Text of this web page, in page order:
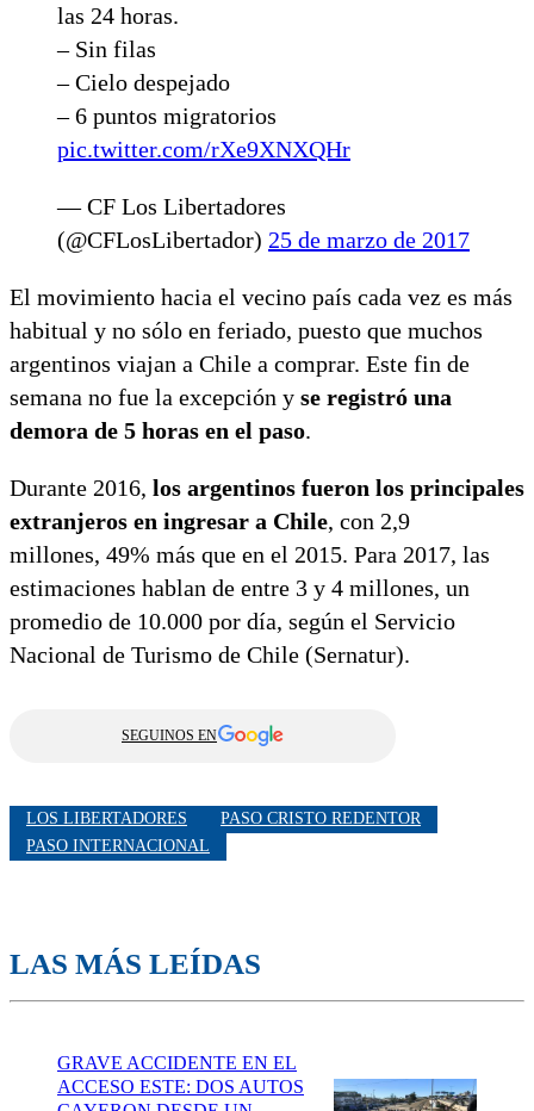
las 24 horas.
– Sin filas
– Cielo despejado
– 6 puntos migratorios
pic.twitter.com/rXe9XNXQHr
— CF Los Libertadores
(@CFLosLibertador) 25 de marzo de 2017
El movimiento hacia el vecino país cada vez es más
habitual y no sólo en feriado, puesto que muchos
argentinos viajan a Chile a comprar. Este fin de
semana no fue la excepción y se registró una
demora de 5 horas en el paso.
Durante 2016, los argentinos fueron los principales
extranjeros en ingresar a Chile, con 2,9
millones, 49% más que en el 2015. Para 2017, las
estimaciones hablan de entre 3 y 4 millones, un
promedio de 10.000 por día, según el Servicio
Nacional de Turismo de Chile (Sernatur).
SEGUINOS EN
LOS LIBERTADORES
PASO CRISTO REDENTOR
PASO INTERNACIONAL
LAS MÁS LEÍDAS
GRAVE ACCIDENTE EN EL
ACCESO ESTE: DOS AUTOS